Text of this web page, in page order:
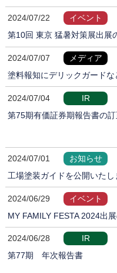
2024/07/22
イベント
第10回 東京 猛暑対策展出展
2024/07/07
メディア
塗料報知にデリックガード
2024/07/04
IR
第75期有価証券期報告書の
2024/07/01
お知らせ
工場塗装ガイドを公開いたし
2024/06/29
イベント
MY FAMILY FESTA 2024出
2024/06/28
IR
第77期 年次報告書